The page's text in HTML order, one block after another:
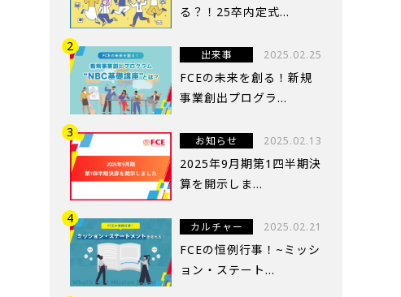
る？！25卒内定式...
出来事 2025.02.25
FCEの未来を創る！新規
事業創出プログラ...
お知らせ 2025.02.13
2025年9月期第1四半期決
算を開示しま...
カルチャー 2025.02.21
FCEの恒例行事！~ミッシ
ョン・ステート...